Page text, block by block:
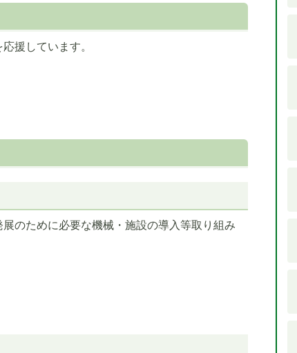
援しています。
のために必要な機械・施設の導入等取り組み